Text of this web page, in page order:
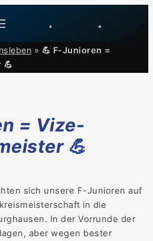
» 💪 F-Junioren =
💪
= Vize-
💪
sich unsere F-Junioren auf
in die
In der Vorrunde der
aber wegen bester